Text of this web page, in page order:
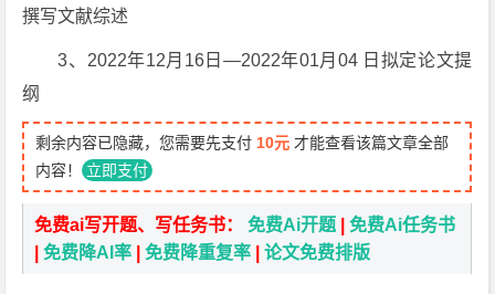
撰写文献综述
3、2022年12月16日—2022年01月04 日拟定论文提
纲
剩余内容已隐藏，您需要先支付 10元 才能查看该篇文章全部
内容！ 立即支付
免费ai写开题、写任务书：免费Ai开题 |免费Ai任务书
|免费降AI率 |免费降重复率 |论文免费排版